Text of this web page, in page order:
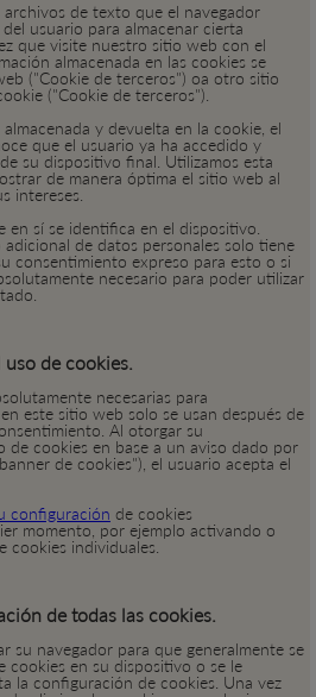
de texto que el navegador
usuario para almacenar cierta
que visite nuestro sitio web con el
almacenada en las cookies se
("Cookie de terceros") oa otro sitio
("Cookie de terceros").
y devuelta en la cookie, el
que el usuario ya ha accedido y
su dispositivo final. Utilizamos esta
de manera óptima el sitio web al
intereses.
en sí se identifica en el dispositivo.
de datos personales solo tiene
consentimiento expreso para esto o si
necesario para poder utilizar
de cookies.
necesarias para
este sitio web solo se usan después de
Al otorgar su
de cookies en base a un aviso dado por
de cookies"), el usuario acepta el
configuración de cookies
momento, por ejemplo activando o
cookies individuales.
de todas las cookies.
su navegador para que generalmente se
cookies en su dispositivo o se le
la configuración de cookies. Una vez